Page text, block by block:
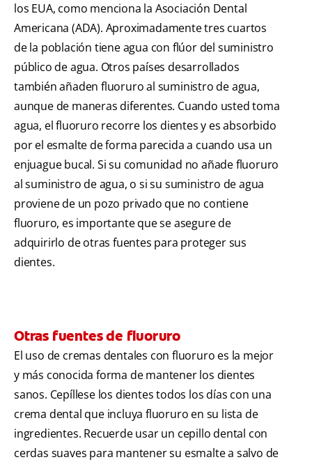
los EUA, como menciona la Asociación Dental
Americana (ADA). Aproximadamente tres cuartos
de la población tiene agua con flúor del suministro
público de agua. Otros países desarrollados
también añaden fluoruro al suministro de agua,
aunque de maneras diferentes. Cuando usted toma
agua, el fluoruro recorre los dientes y es absorbido
por el esmalte de forma parecida a cuando usa un
enjuague bucal. Si su comunidad no añade fluoruro
al suministro de agua, o si su suministro de agua
proviene de un pozo privado que no contiene
fluoruro, es importante que se asegure de
adquirirlo de otras fuentes para proteger sus
dientes.
Otras fuentes de fluoruro
El uso de cremas dentales con fluoruro es la mejor
y más conocida forma de mantener los dientes
sanos. Cepíllese los dientes todos los días con una
crema dental que incluya fluoruro en su lista de
ingredientes. Recuerde usar un cepillo dental con
cerdas suaves para mantener su esmalte a salvo de